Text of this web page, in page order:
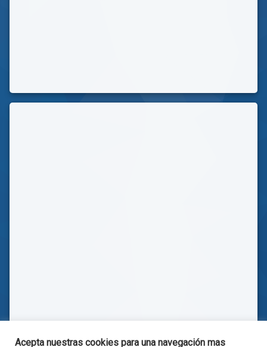
Acepta nuestras cookies para una navegación mas